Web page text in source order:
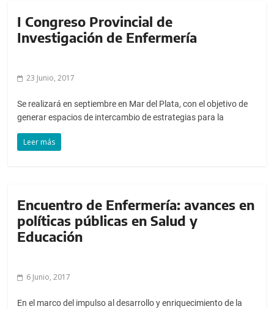
I Congreso Provincial de
Investigación de Enfermería
23 Junio, 2017
Se realizará en septiembre en Mar del Plata, con el objetivo de
generar espacios de intercambio de estrategias para la
Leer más
Encuentro de Enfermería: avances en
políticas públicas en Salud y
Educación
6 Junio, 2017
En el marco del impulso al desarrollo y enriquecimiento de la